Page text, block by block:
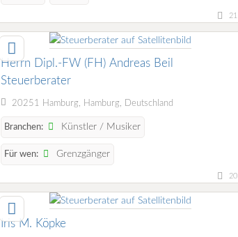
21
Herrn Dipl.-FW (FH) Andreas Beil
Steuerberater
20251 Hamburg, Hamburg, Deutschland
Branchen: Künstler / Musiker
Für wen: Grenzgänger
20
Iris M. Köpke